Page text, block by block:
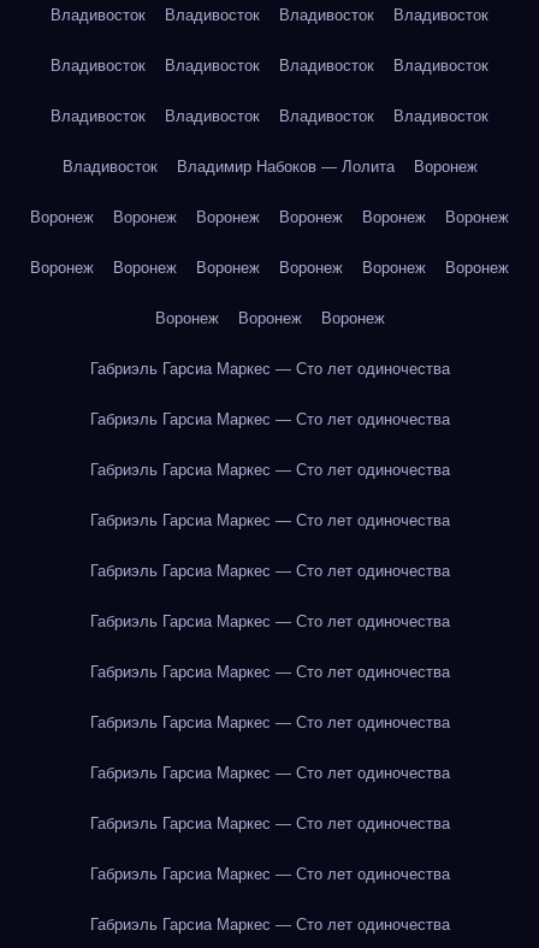
Владивосток Владивосток Владивосток Владивосток
Владивосток Владивосток Владивосток Владивосток
Владивосток Владивосток Владивосток Владивосток
Владивосток Владимир Набоков — Лолита Воронеж
Воронеж Воронеж Воронеж Воронеж Воронеж Воронеж
Воронеж Воронеж Воронеж Воронеж Воронеж Воронеж
Воронеж Воронеж Воронеж
Габриэль Гарсиа Маркес — Сто лет одиночества
Габриэль Гарсиа Маркес — Сто лет одиночества
Габриэль Гарсиа Маркес — Сто лет одиночества
Габриэль Гарсиа Маркес — Сто лет одиночества
Габриэль Гарсиа Маркес — Сто лет одиночества
Габриэль Гарсиа Маркес — Сто лет одиночества
Габриэль Гарсиа Маркес — Сто лет одиночества
Габриэль Гарсиа Маркес — Сто лет одиночества
Габриэль Гарсиа Маркес — Сто лет одиночества
Габриэль Гарсиа Маркес — Сто лет одиночества
Габриэль Гарсиа Маркес — Сто лет одиночества
Габриэль Гарсиа Маркес — Сто лет одиночества